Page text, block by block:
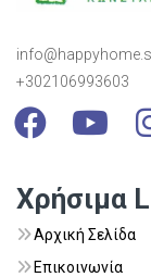
+302106993603
Visit Link
Visit
Χρήσιμα
Αρχική Σελίδα
Επικοινωνία